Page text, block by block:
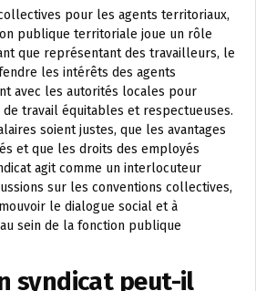
pour les agents territoriaux,
publique territoriale joue un rôle
que représentant des travailleurs, le
les intérêts des agents
avec les autorités locales pour
travail équitables et respectueuses.
soient justes, que les avantages
et que les droits des employés
agit comme un interlocuteur
sur les conventions collectives,
le dialogue social et à
sein de la fonction publique
syndicat peut-il